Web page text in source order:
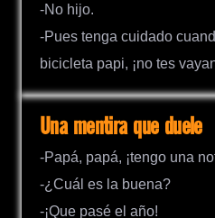
-No hijo.
-Pues tenga cuidado
bicicleta papi, ¡no tes
Una mentira que duele
-Papá, papá, ¡tengo una
-¿Cuál es la buena?
-¡Que pasé el año!